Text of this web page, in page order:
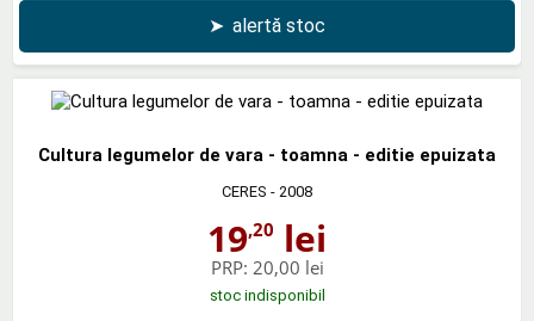
➤ alertă stoc
Cultura legumelor de vara - toamna - editie epuizata
CERES - 2008
19,20 lei
PRP: 20,00 lei
stoc indisponibil